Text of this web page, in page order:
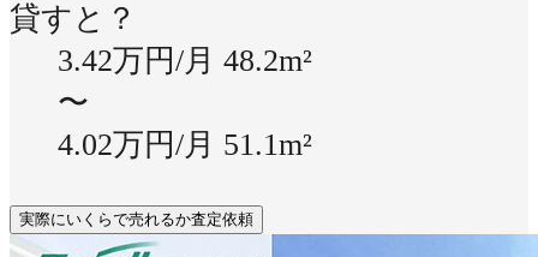
貸すと？
3.42万円/月 48.2m²
〜
4.02万円/月 51.1m²
実際にいくらで売れるか査定依頼